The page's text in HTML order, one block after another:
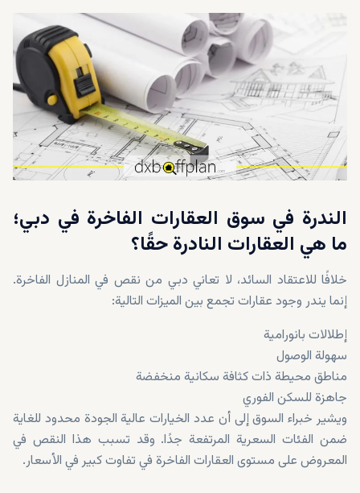
الندرة في سوق العقارات الفاخرة في دبي؛
ما هي العقارات النادرة حقًا؟
خلافًا للاعتقاد السائد، لا تعاني دبي من نقص في المنازل الفاخرة.
إنما يندر وجود عقارات تجمع بين الميزات التالية:
إطلالات بانورامية
سهولة الوصول
مناطق محيطة ذات كثافة سكانية منخفضة
جاهزة للسكن الفوري
ويشير خبراء السوق إلى أن عدد الخيارات عالية الجودة محدود للغاية
ضمن الفئات السعرية المرتفعة جدًا. وقد تسبب هذا النقص في
المعروض على مستوى العقارات الفاخرة في تفاوت كبير في الأسعار.